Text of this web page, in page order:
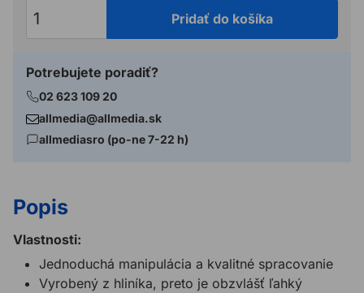
Pridať do košíka
Potrebujete poradiť?
02 623 109 20
allmedia@allmedia.sk
allmediasro (po-ne 7-22 h)
Popis
Vlastnosti:
Jednoduchá manipulácia a kvalitné spracovanie
Vyrobený z hliníka, preto je obzvlášť ľahký